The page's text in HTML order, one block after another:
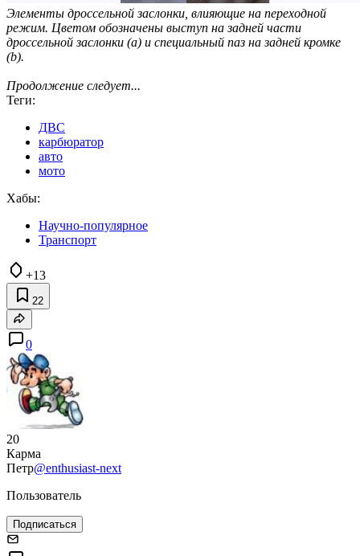
Элементы дроссельной заслонки, влияющие на переходной
режим. Цветом обозначены выступ на задней части
дроссельной заслонки (a) и специальный паз на задней кромке
(b).
Продолжение следует...
Теги:
ДВС
карбюратор
авто
мото
Хабы:
Научно-популярное
Транспорт
+13
22
0
20
Карма
Петр@enthusiast-next
Пользователь
Подписаться